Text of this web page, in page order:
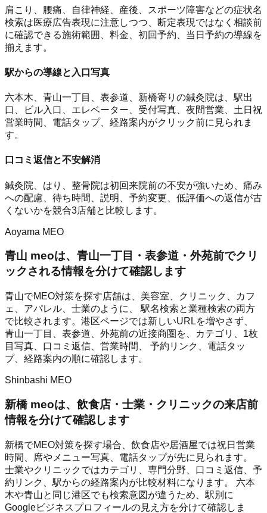
肩こり、腰痛、自律神経、産後、スポーツ障害などの症状名
検索は医療広告表現に注意しつつ、断定表現ではなく相談前
に確認できる施術範囲、料金、初回予約、当日予約の導線を
揃えます。
駅からの導線と入口写真
六本木、青山一丁目、表参道、新橋寄りの鍼灸院は、駅出
口、ビル入口、エレベーター、受付写真、夜間営業、土日祝
営業時間、電話タップ、経路案内がクリック前に見られま
す。
口コミ返信と不安解消
鍼灸院、はり、整骨院は初回来院前の不安が強いため、痛み
への配慮、待ち時間、説明、予約変更、低評価への返信が古
くないかを競合3店舗と比較します。
Aoyama MEO
青山 meoは、青山一丁目・表参道・外苑前でクリ
ックされる情報を分けて確認します
青山でMEO対策を探す店舗は、美容室、クリニック、カフ
ェ、アパレル、士業のように、 駅名検索と業種検索の両方
で比較されます。港区ページでは新しいURLを増やさず、
青山一丁目、表参道、外苑前の近接商圏を、カテゴリ、1枚
目写真、口コミ返信、営業時間、 予約リンク、電話タッ
プ、経路案内の順に確認します。
Shinbashi MEO
新橋 meoは、飲食店・士業・クリニックの来店前
情報を分けて確認します
新橋でMEO対策を探す場合、飲食店や居酒屋では祝日営業
時間、席やメニュー写真、電話タップが先に見られます。
士業やクリニックではカテゴリ、専門分野、口コミ返信、予
約リンク、駅からの経路案内が比較材料になります。 六本
木や青山と同じ港区でも検索意図が違うため、駅別に
Googleビジネスプロフィールの見え方を分けて確認しま